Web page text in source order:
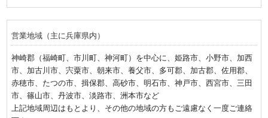
営業地域（主に兵庫県内）
神崎郡（福崎町、市川町、神河町）を中心に、姫路市、小野市、加西
市、加古川市、宍粟市、朝来市、養父市、多可郡、加古郡、佐用郡、
赤穂市、たつの市、揖保郡、高砂市、明石市、神戸市、西宮市、三田
市、篠山市、丹波市、淡路市、洲本市など
上記地域周辺はもとより、その他の地域の方もご遠慮なく一度ご連絡